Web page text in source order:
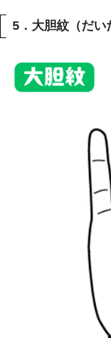
5．大胆紋（だい